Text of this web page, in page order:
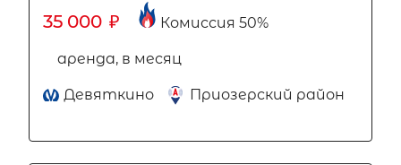
35 000 ₽ Комиссия 50%
аренда, в месяц
Девяткино Приозерский район